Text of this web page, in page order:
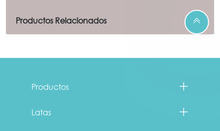
Productos Relacionados
Productos
Latas